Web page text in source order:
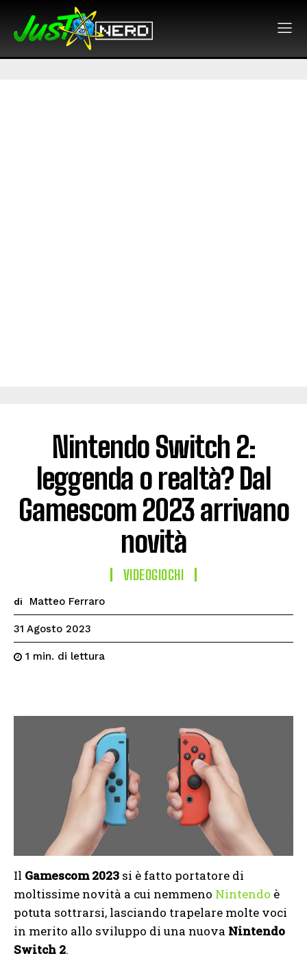
Nintendo Switch 2:
leggenda o realtà? Dal
Gamescom 2023 arrivano
novità
VIDEOGIOCHI
di Matteo Ferraro
31 Agosto 2023
1 min. di lettura
Il Gamescom 2023 si è fatto portatore di
moltissime novità a cui nemmeno Nintendo è
potuta sottrarsi, lasciando trapelare molte voci
in merito allo sviluppo di una nuova Nintendo
Switch 2.